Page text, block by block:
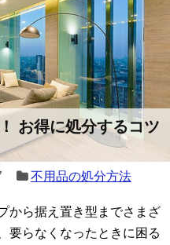
お得に処分するコツ
不用品の処分方法
から据え置き型までさまざ
要らなくなったときに困る